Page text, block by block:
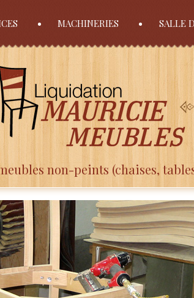
MACHINERIES SALLE
non-peints (chaises,